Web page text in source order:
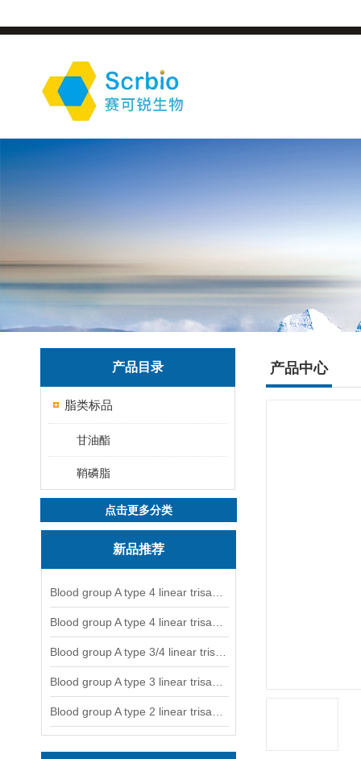
产品目录
脂类标品
甘油酯
鞘磷脂
点击更多分类
新品推荐
产品中心